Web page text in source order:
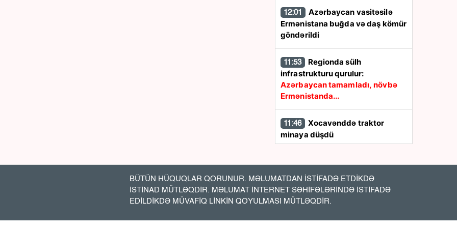
12:01
Ermənistana buğda və daş kömür
göndərildi
11:53
infrastrukturu qurulur:
Azərbaycan tamamladı, növbə
Ermənistanda...
11:46
minaya düşdü
öncəki Vaşinqton görüşü
Azərbaycanın regional rolunu
necə dəyişdi?
"Ən böyük hədiyyən
BÜTÜN HÜQUQLAR QORUNUR. MƏLUMATDAN İSTİFADƏ ETDİKDƏ
İSTİNAD MÜTLƏQDİR. MƏLUMAT İNTERNET SƏHİFƏLƏRİNDƏ İSTİFADƏ
EDİLDİKDƏ MÜVAFİQ LİNKİN QOYULMASI MÜTLƏQDİR.